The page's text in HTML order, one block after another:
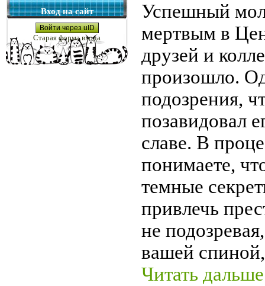
Вход на сайт
Войти через uID
Старая форма входа
Успешный
мертвым в
друзей и
произошло.
подозрения,
позавидовал
славе. В
понимаете,
темные
привлечь
не
вашей
Читать